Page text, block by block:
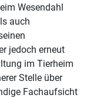
Wesendahl
auch
jedoch erneut
im Tierheim
Stelle über
Fachaufsicht